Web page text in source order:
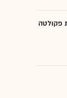
פקולטה